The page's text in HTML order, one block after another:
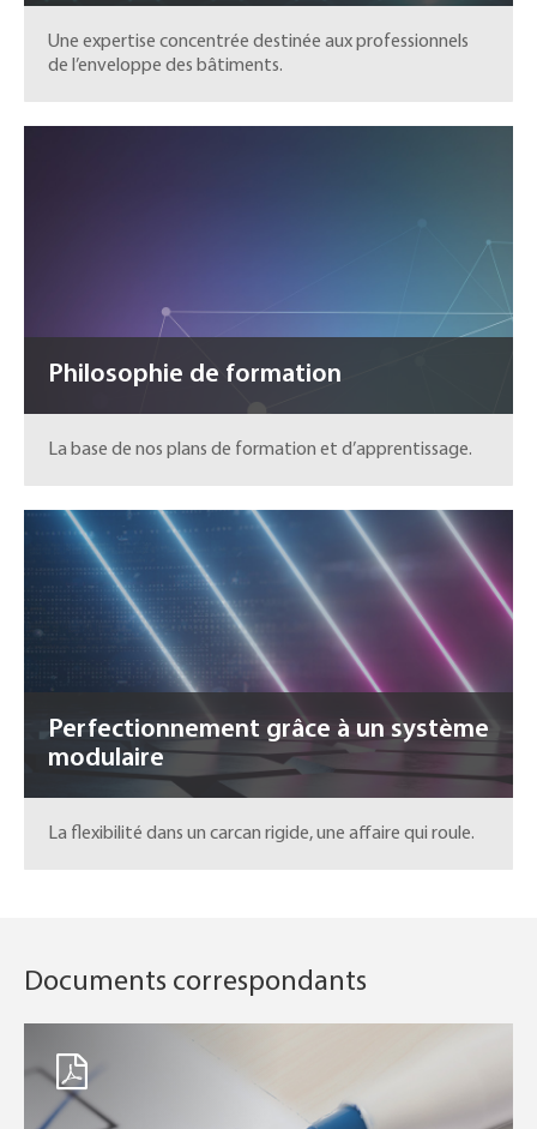
Une expertise concentrée destinée aux professionnels
de l’enveloppe des bâtiments.
Philosophie de formation
La base de nos plans de formation et d’apprentissage.
Perfectionnement grâce à un système
modulaire
La flexibilité dans un carcan rigide, une affaire qui roule.
Documents correspondants